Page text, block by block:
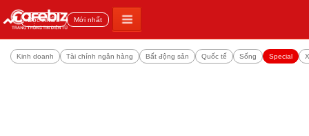
Đọc nhiều Mới nhất
Kinh doanh Tài chính ngân hàng Bất động sản Quốc tế Sống Special